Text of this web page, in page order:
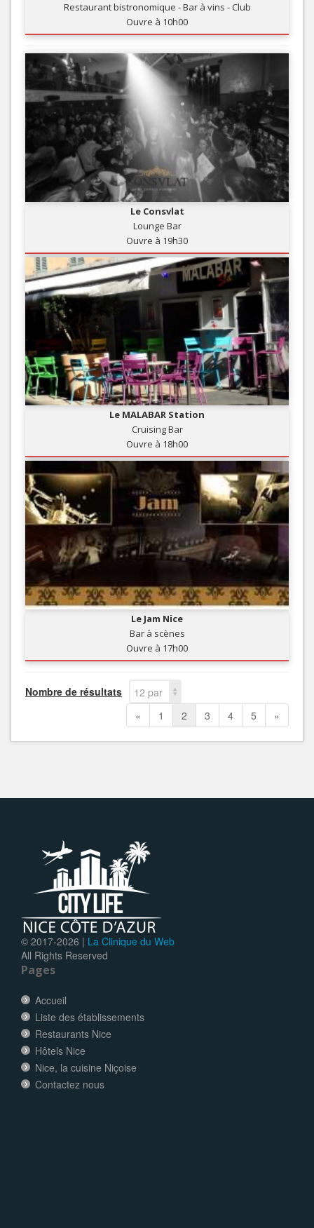
Restaurant bistronomique - Bar à vins - Club
Ouvre à 10h00
Le Consvlat
Lounge Bar
Ouvre à 19h30
Le MALABAR Station
Cruising Bar
Ouvre à 18h00
Le Jam Nice
Bar à scènes
Ouvre à 17h00
Nombre de résultats
12 par
page
« 1 2 3 4 5 »
© 2017-2026 | La Clinique du Web
All Rights Reserved
Pages
Accueil
Liste des établissements
Restaurants Nice
Hôtels Nice
Nice, la cuisine Niçoise
Contactez nous